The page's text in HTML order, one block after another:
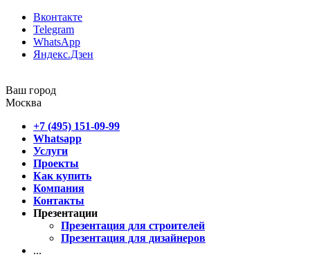
Вконтакте
Telegram
WhatsApp
Яндекс.Дзен
Ваш город
Москва
+7 (495) 151-09-99
Whatsapp
Услуги
Проекты
Как купить
Компания
Контакты
Презентации
Презентация для строителей
Презентация для дизайнеров
...